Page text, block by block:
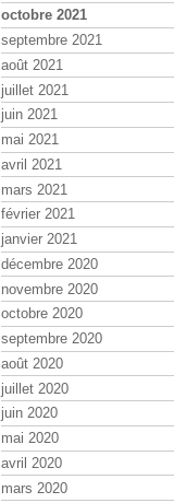
octobre 2021
septembre 2021
août 2021
juillet 2021
juin 2021
mai 2021
avril 2021
mars 2021
février 2021
janvier 2021
décembre 2020
novembre 2020
octobre 2020
septembre 2020
août 2020
juillet 2020
juin 2020
mai 2020
avril 2020
mars 2020